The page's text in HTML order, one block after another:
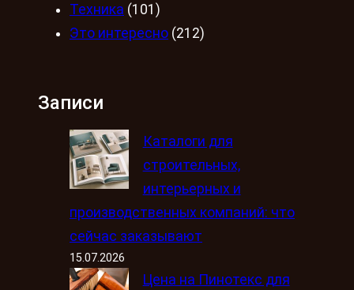
Техника (101)
Это интересно (212)
Записи
Каталоги для
строительных,
интерьерных и
производственных компаний: что
сейчас заказывают
15.07.2026
Цена на Пинотекс для